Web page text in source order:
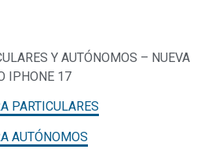
Y AUTÓNOMOS – NUEVA
IPHONE 17
PARTICULARES
AUTÓNOMOS